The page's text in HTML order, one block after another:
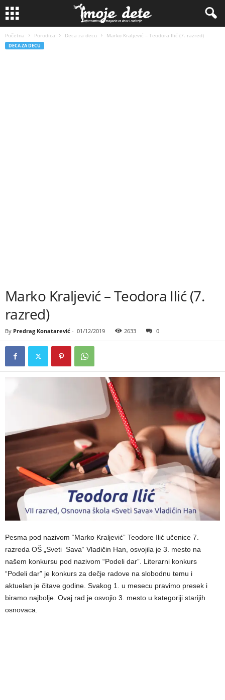
Početna Porodica Deca za decu Marko Kralјević – Teodora Ilić (7. razred)
DECA ZA DECU
Marko Kralјević – Teodora Ilić (7.
razred)
By Predrag Konatarević - 01/12/2019 2633 0
Pesma pod nazivom “Marko Kraljević” Teodore Ilić učenice 7.
razreda OŠ „Sveti Sava“ Vladičin Han, osvojila je 3. mesto na
našem konkursu pod nazivom “Podeli dar”. Literarni konkurs
“Podeli dar” je konkurs za dečje radove na slobodnu temu i
aktuelan je čitave godine. Svakog 1. u mesecu pravimo presek i
biramo najbolje. Ovaj rad je osvojio 3. mesto u kategoriji starijih
osnovaca.